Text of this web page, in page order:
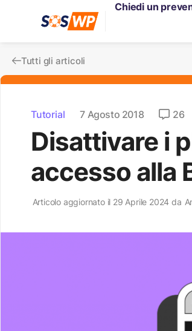
Chiedi un
Tutti gli articoli
Tutorial 7 Agosto 2018 26
Disattivare i
accesso alla
Articolo aggiornato il 29 Aprile 2024 da